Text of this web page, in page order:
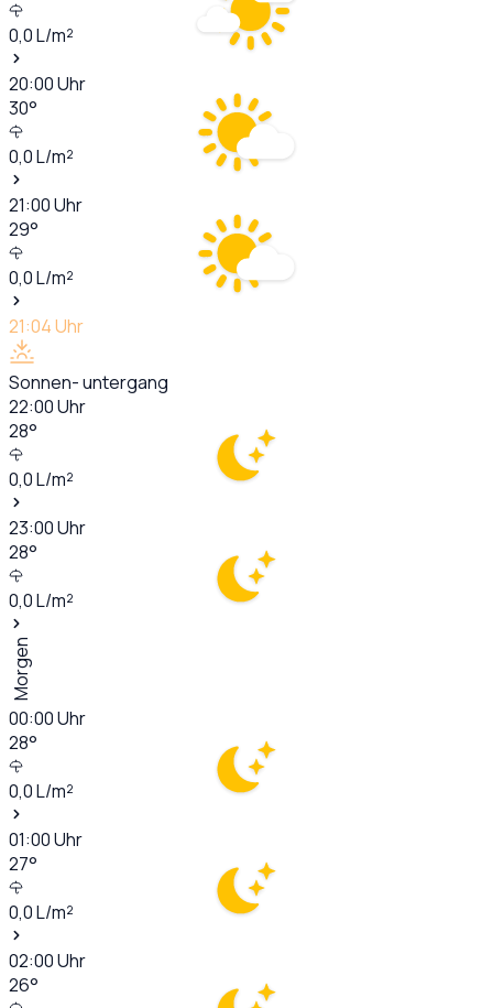
0,0L/m²
20:00Uhr
30°
0,0L/m²
21:00Uhr
29°
0,0L/m²
21:04Uhr
Sonnen- untergang
22:00Uhr
28°
0,0L/m²
23:00Uhr
28°
0,0L/m²
Morgen
00:00Uhr
28°
0,0L/m²
01:00Uhr
27°
0,0L/m²
02:00Uhr
26°